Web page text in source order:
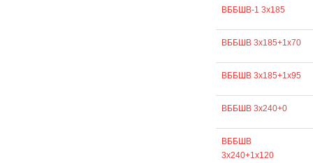
ВББШВ-1 3х185
ВББШВ 3х185+1х70
ВББШВ 3х185+1х95
ВББШВ 3х240+0
ВББШВ
3х240+1х120